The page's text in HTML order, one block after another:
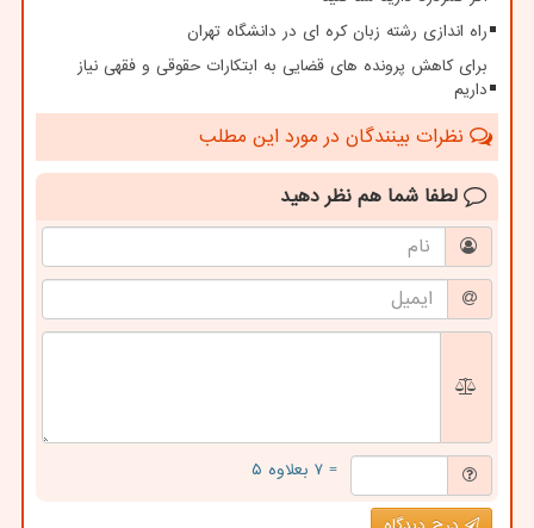
راه اندازی رشته زبان کره ای در دانشگاه تهران
برای کاهش پرونده های قضایی به ابتکارات حقوقی و فقهی نیاز
داریم
نظرات بینندگان در مورد این مطلب
لطفا شما هم نظر دهید
= ۷ بعلاوه ۵